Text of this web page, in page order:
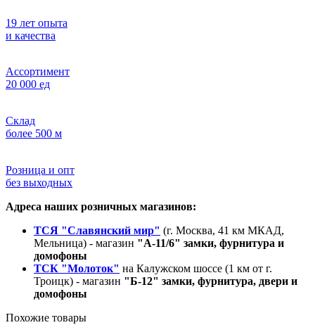
19 лет опыта
и качества
Ассортимент
20 000 ед
Склад
более 500 м
Розница и опт
без выходных
Адреса наших розничных магазинов:
ТСЯ "Славянский мир" (г. Москва, 41 км МКАД,
Мельница) - магазин "А-11/6" замки, фурнитура и
домофоны
ТСК "Молоток" на Калужском шоссе (1 км от г.
Троицк) - магазин "Б-12" замки, фурнитура, двери и
домофоны
Похожие товары